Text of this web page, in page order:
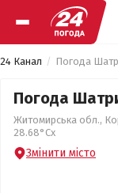
24 Канал Погода
Погода
Житомирська обл.,
28.68°Сх
Змінити місто